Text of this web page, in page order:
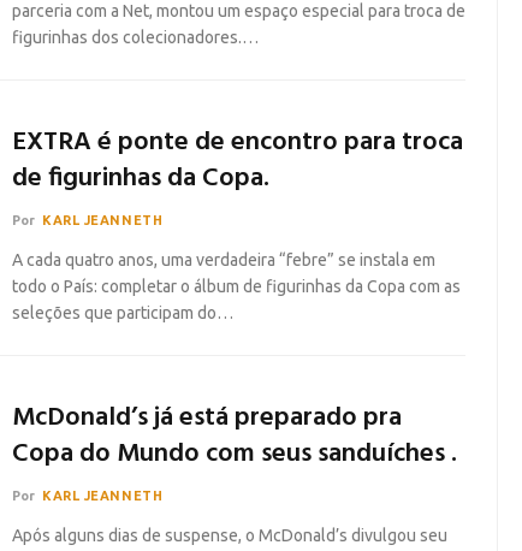
parceria com a Net, montou um espaço especial para troca de
figurinhas dos colecionadores.…
EXTRA é ponte de encontro para troca
de figurinhas da Copa.
Por KARL JEANNETH
A cada quatro anos, uma verdadeira “febre” se instala em
todo o País: completar o álbum de figurinhas da Copa com as
seleções que participam do…
McDonald’s já está preparado pra
Copa do Mundo com seus sanduíches .
Por KARL JEANNETH
Após alguns dias de suspense, o McDonald’s divulgou seu